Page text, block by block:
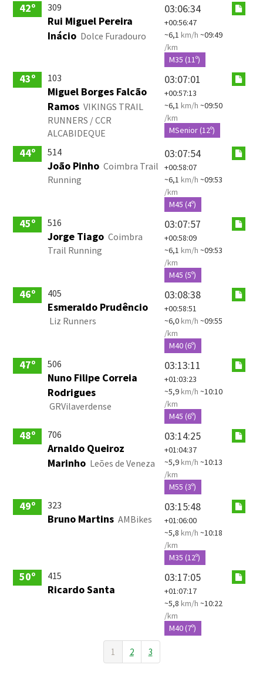
42º 309
Rui Miguel Pereira
Inácio Dolce Furadouro
03:06:34
+00:56:47
~6,1 km/h ~09:49
/km
M35 (11º)
43º 103
Miguel Borges Falcão
Ramos VIKINGS TRAIL
RUNNERS / CCR
ALCABIDEQUE
03:07:01
+00:57:13
~6,1 km/h ~09:50
/km
MSenior (12º)
44º 514
João Pinho Coimbra Trail
Running
03:07:54
+00:58:07
~6,1 km/h ~09:53
/km
M45 (4º)
45º 516
Jorge Tiago Coimbra
Trail Running
03:07:57
+00:58:09
~6,1 km/h ~09:53
/km
M45 (5º)
46º 405
Esmeraldo Prudêncio
Liz Runners
03:08:38
+00:58:51
~6,0km/h ~09:55
/km
M40 (6º)
47º 506
Nuno Filipe Correia
Rodrigues
GRVilaverdense
03:13:11
+01:03:23
~5,9km/h ~10:10
/km
M45 (6º)
48º 706
Arnaldo Queiroz
Marinho Leões de Veneza
03:14:25
+01:04:37
~5,9km/h ~10:13
/km
M55 (3º)
49º 323
Bruno Martins AMBikes
03:15:48
+01:06:00
~5,8 km/h ~10:18
/km
M35 (12º)
50º 415
Ricardo Santa
03:17:05
+01:07:17
~5,8 km/h ~10:22
/km
M40 (7º)
1 2 3